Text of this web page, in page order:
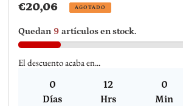
Precio
habitual
€20,06 AGOTADO
Quedan 9 artículos en stock.
El descuento acaba en...
0
Días
12
Hrs
0
Min